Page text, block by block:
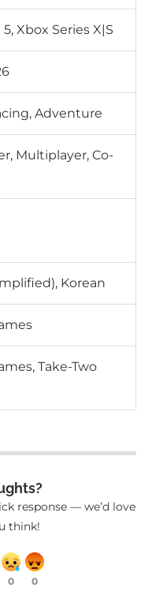
Xbox Series X|S
Adventure
Multiplayer, Co-
Korean
Take-Two
response — we’d love
think!
0 0